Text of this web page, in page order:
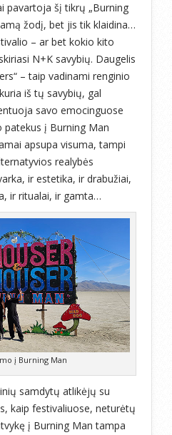
pavartoja šį tikrų „Burning
žodį, bet jis tik klaidina…
– ar bet kokio kito
N+K savybių. Daugelis
– taip vadinami renginio
iš tų savybių, gal
savo emocinguose
į Burning Man
apsupa visuma, tampi
realybės
ir estetika, ir drabužiai,
ir ritualai, ir gamta…
į Burning Man
samdytų atlikėjų su
kaip festivaliuose, neturėtų
į Burning Man tampa